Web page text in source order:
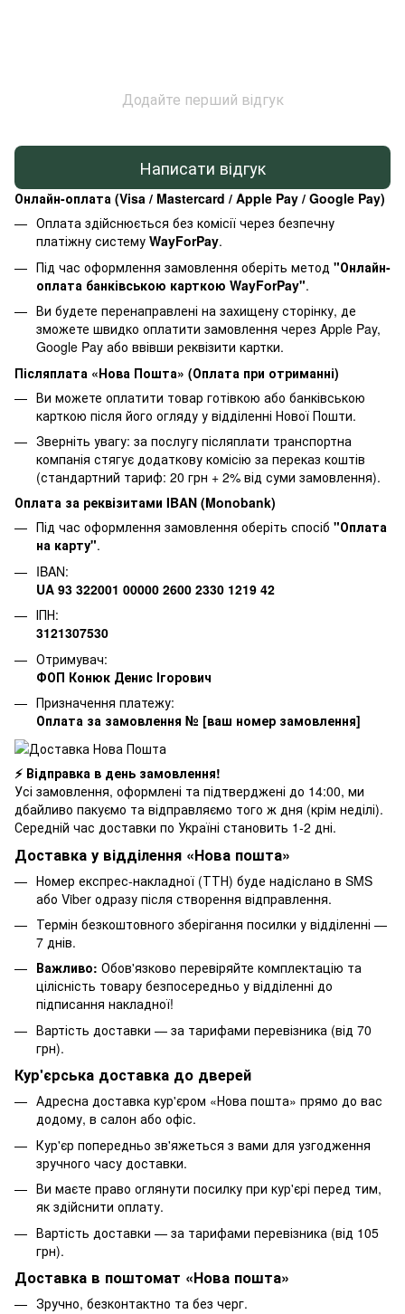
Додайте перший відгук
Написати відгук
Онлайн-оплата (Visa / Mastercard / Apple Pay / Google Pay)
Оплата здійснюється без комісії через безпечну
платіжну систему WayForPay.
Під час оформлення замовлення оберіть метод "Онлайн-
оплата банківською карткою WayForPay".
Ви будете перенаправлені на захищену сторінку, де
зможете швидко оплатити замовлення через Apple Pay,
Google Pay або ввівши реквізити картки.
Післяплата «Нова Пошта» (Оплата при отриманні)
Ви можете оплатити товар готівкою або банківською
карткою після його огляду у відділенні Нової Пошти.
Зверніть увагу: за послугу післяплати транспортна
компанія стягує додаткову комісію за переказ коштів
(стандартний тариф: 20 грн + 2% від суми замовлення).
Оплата за реквізитами IBAN (Monobank)
Під час оформлення замовлення оберіть спосіб "Оплата
на карту".
IBAN:
UA 93 322001 00000 2600 2330 1219 42
ІПН:
3121307530
Отримувач:
ФОП Конюк Денис Ігорович
Призначення платежу:
Оплата за замовлення № [ваш номер замовлення]
⚡ Відправка в день замовлення!
Усі замовлення, оформлені та підтверджені до 14:00, ми
дбайливо пакуємо та відправляємо того ж дня (крім неділі).
Середній час доставки по Україні становить 1-2 дні.
Доставка у відділення «Нова пошта»
Номер експрес-накладної (ТТН) буде надіслано в SMS
або Viber одразу після створення відправлення.
Термін безкоштовного зберігання посилки у відділенні —
7 днів.
Важливо: Обов'язково перевіряйте комплектацію та
цілісність товару безпосередньо у відділенні до
підписання накладної!
Вартість доставки — за тарифами перевізника (від 70
грн).
Кур'єрська доставка до дверей
Адресна доставка кур'єром «Нова пошта» прямо до вас
додому, в салон або офіс.
Кур'єр попередньо зв'яжеться з вами для узгодження
зручного часу доставки.
Ви маєте право оглянути посилку при кур'єрі перед тим,
як здійснити оплату.
Вартість доставки — за тарифами перевізника (від 105
грн).
Доставка в поштомат «Нова пошта»
Зручно, безконтактно та без черг.